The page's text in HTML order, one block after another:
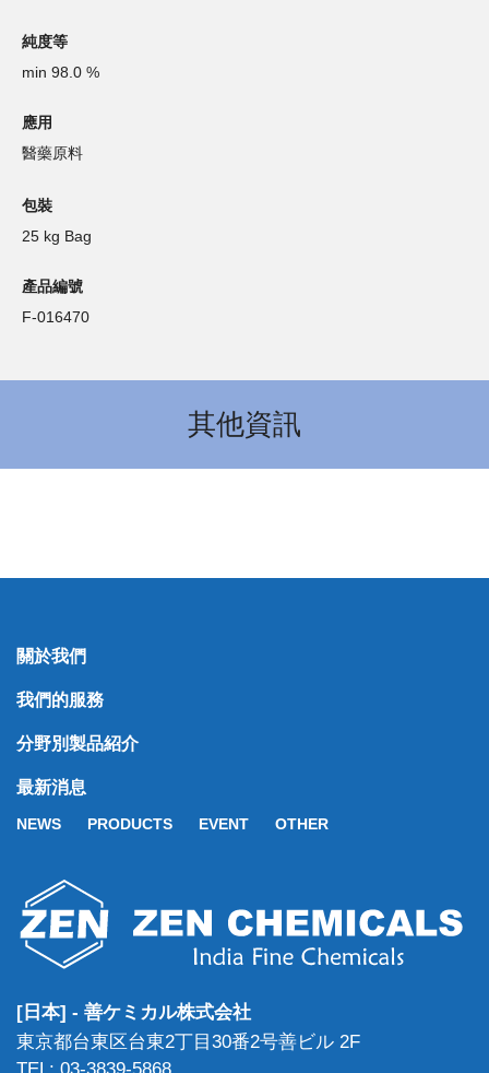
純度等
min 98.0 %
應用
醫藥原料
包裝
25 kg Bag
產品編號
F-016470
其他資訊
關於我們
我們的服務
分野別製品紹介
最新消息
NEWS PRODUCTS EVENT OTHER
[日本] - 善ケミカル株式会社
東京都台東区台東2丁目30番2号善ビル 2F